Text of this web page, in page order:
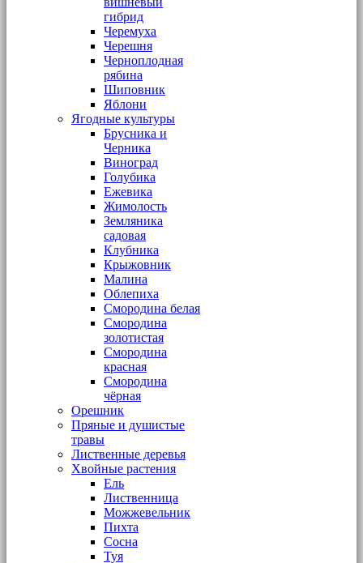
гибрид
Черемуха
Черешня
Черноплодная
рябина
Шиповник
Яблони
Ягодные культуры
Брусника и
Черника
Виноград
Голубика
Ежевика
Жимолость
Земляника
садовая
Клубника
Крыжовник
Малина
Облепиха
Смородина белая
Смородина
золотистая
Смородина
красная
Смородина
чёрная
Орешник
Пряные и душистые
травы
Лиственные деревья
Хвойные растения
Ель
Лиственница
Можжевельник
Пихта
Сосна
Туя